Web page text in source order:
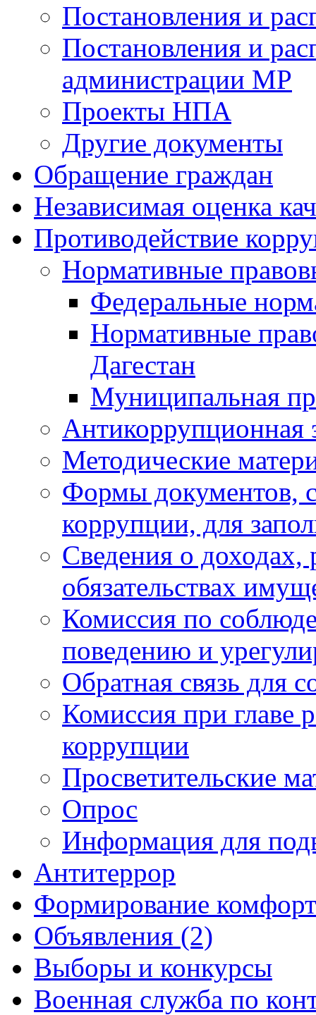
Постановления и
Постановления и
администрации МР
Проекты НПА
Другие документы
Обращение граждан
Независимая оценка
Противодействие
Нормативные
Федеральные
Нормативные
Дагестан
Муниципальная
Антикоррупционная
Методические
Формы документов,
коррупции, для
Сведения о доходах,
обязательствах
Комиссия по
поведению и
Обратная связь для
Комиссия при главе
коррупции
Просветительские
Опрос
Информация для
Антитеррор
Формирование
Объявления (2)
Выборы и конкурсы
Военная служба по